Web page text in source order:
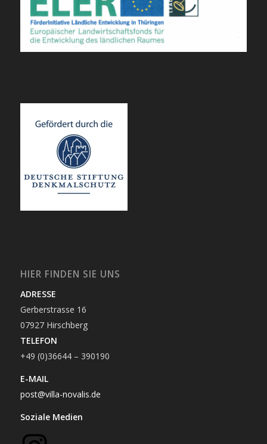
HIER FINDEN SIE UNS
ADRESSE
Gerberstrasse 16
07927 Hirschberg
TELEFON
+49 (0)36644 – 390190
E-MAIL
post@villa-novalis.de
Soziale Medien